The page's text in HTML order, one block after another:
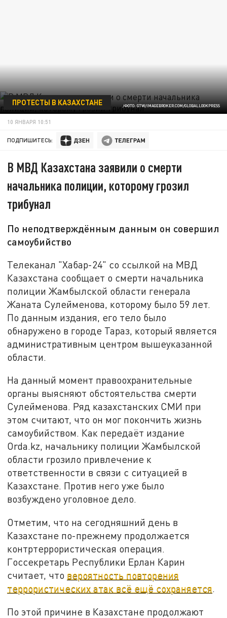
/ФОТО: GTW/IMAGEBROKER.COM/GLOBALLOOKPRESS
ПРОТЕСТЫ В КАЗАХСТАНЕ
10 ЯНВАРЯ 10:51
ПОДПИШИТЕСЬ:
В МВД Казахстана заявили о смерти
начальника полиции, которому грозил
трибунал
По неподтверждённым данным он совершил
самоубийство
Телеканал "Хабар-24" со ссылкой на МВД
Казахстана сообщает о смерти начальника
полиции Жамбылской области генерала
Жаната Сулейменова, которому было 59 лет.
По данным издания, его тело было
обнаружено в городе Тараз, который является
административным центром вышеуказанной
области.
На данный момент правоохранительные
органы выясняют обстоятельства смерти
Сулейменова. Ряд казахстанских СМИ при
этом считают, что он мог покончить жизнь
самоубийством. Как передаёт издание
Orda.kz, начальнику полиции Жамбылской
области грозило привлечение к
ответственности в связи с ситуацией в
Казахстане. Против него уже было
возбуждено уголовное дело.
Отметим, что на сегодняшний день в
Казахстане по-прежнему продолжается
контртеррористическая операция.
Госсекретарь Республики Ерлан Карин
считает, что вероятность повторения
террористических атак всё ещё сохраняется.
По этой причине в Казахстане продолжают